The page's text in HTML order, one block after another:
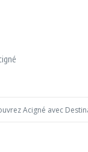
Acigné avec